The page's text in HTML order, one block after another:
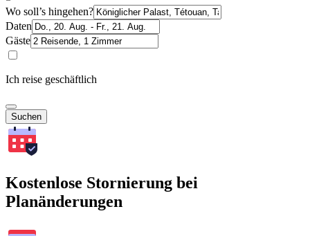
Wo soll’s hingehen?
Daten
Gäste
Ich reise geschäftlich
Suchen
Kostenlose Stornierung bei
Planänderungen